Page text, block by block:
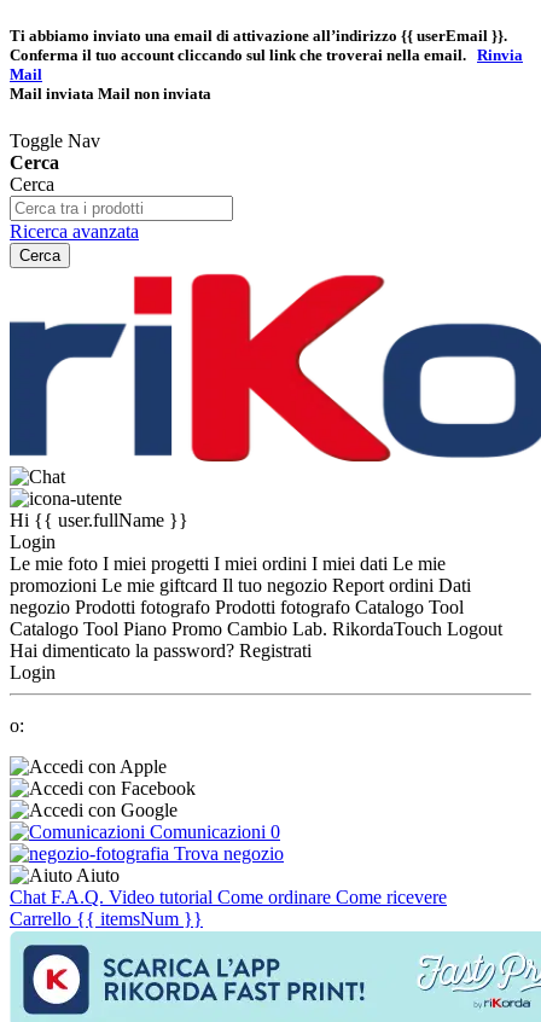
Ti abbiamo inviato una email di attivazione all’indirizzo {{ userEmail }}.
Conferma il tuo account cliccando sul link che troverai nella email. Rinvia
Mail
Mail inviata Mail non inviata
Toggle Nav
Cerca
Cerca
Ricerca avanzata
Cerca
Hi {{ user.fullName }}
Login
Le mie foto I miei progetti I miei ordini I miei dati Le mie
promozioni Le mie giftcard Il tuo negozio Report ordini Dati
negozio Prodotti fotografo Prodotti fotografo Catalogo Tool
Catalogo Tool Piano Promo Cambio Lab. RikordaTouch Logout
Hai dimenticato la password? Registrati
Login
o:
Comunicazioni 0
Trova negozio
Aiuto
Chat F.A.Q. Video tutorial Come ordinare Come ricevere
Carrello {{ itemsNum }}